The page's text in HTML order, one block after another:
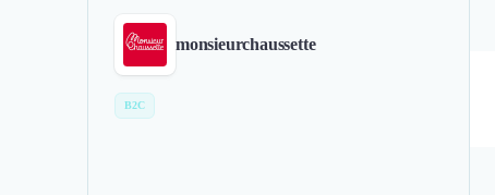
monsieurchaussette
B2C